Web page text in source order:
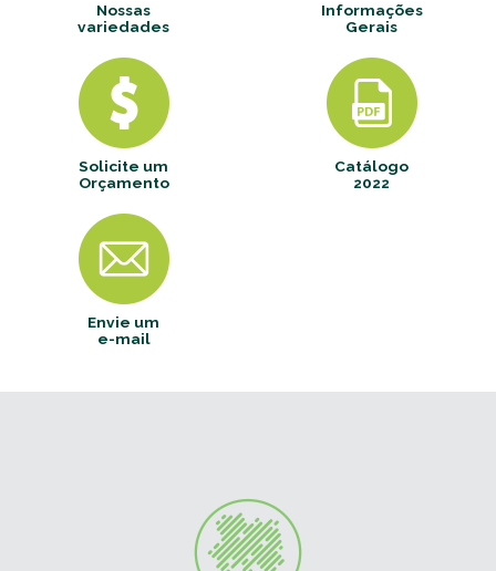
Nossas
variedades
Informações
Gerais
Solicite um
Orçamento
Catálogo
2022
Envie um
e-mail